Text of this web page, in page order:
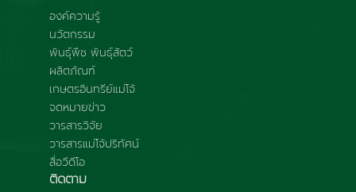
องค์ความรู้
นวัตกรรม
พันธุ์พืช พันธุ์สัตว์
ผลิตภัณฑ์
เกษตรอินทรีย์แม่โจ้
จดหมายข่าว
วารสารวิจัย
วารสารแม่โจ้ปริทัศน์
สื่อวีดีโอ
ติดตาม